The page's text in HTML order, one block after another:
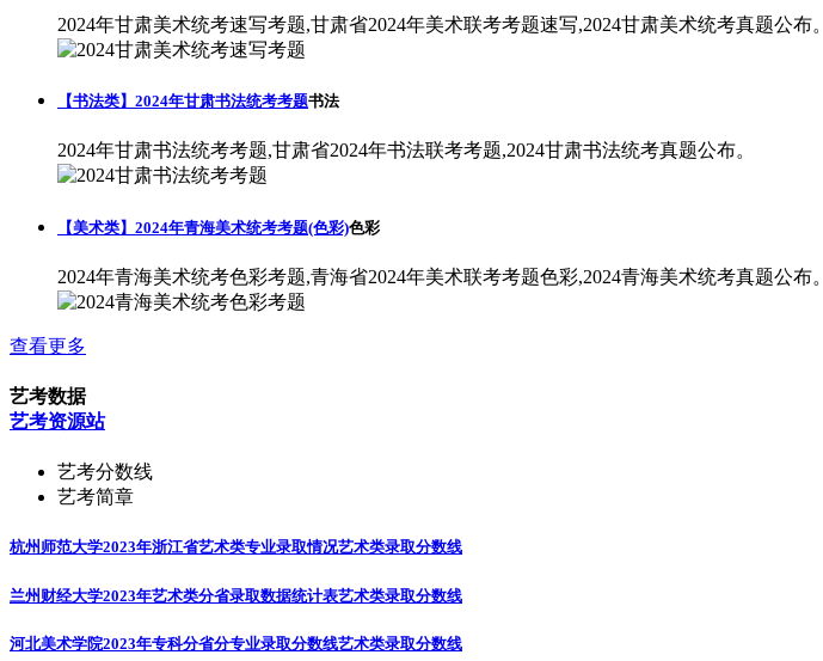
2024年甘肃美术统考速写考题,甘肃省2024年美术联考考题速写,2024甘肃美术统考真题公布。
【书法类】2024年甘肃书法统考考题书法
2024年甘肃书法统考考题,甘肃省2024年书法联考考题,2024甘肃书法统考真题公布。
【美术类】2024年青海美术统考考题(色彩)色彩
2024年青海美术统考色彩考题,青海省2024年美术联考考题色彩,2024青海美术统考真题公布。
查看更多
艺考数据
艺考资源站
艺考分数线
艺考简章
杭州师范大学2023年浙江省艺术类专业录取情况艺术类录取分数线
兰州财经大学2023年艺术类分省录取数据统计表艺术类录取分数线
河北美术学院2023年专科分省分专业录取分数线艺术类录取分数线